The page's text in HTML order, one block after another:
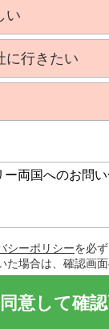
い
に行きたい
シーポリシーを必
場合は、確認画面
意して確